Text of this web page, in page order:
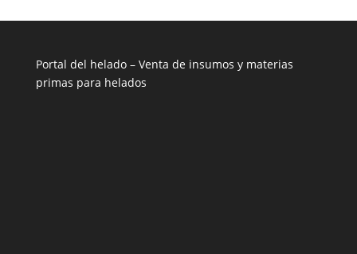
Portal del helado – Venta de insumos y materias
primas para helados